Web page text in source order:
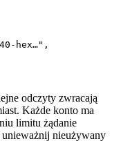
hex…",
odczyty zwracają
Każde konto ma
limitu żądanie
nieużywany